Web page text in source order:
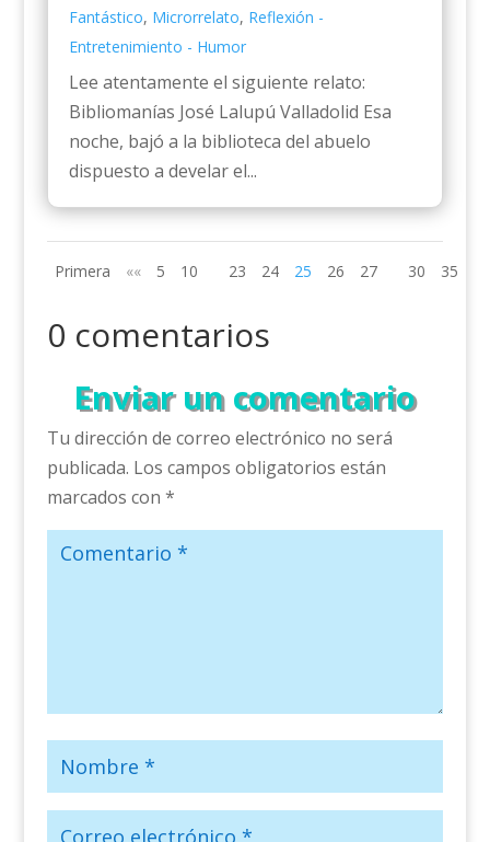
Fantástico, Microrrelato, Reflexión -
Entretenimiento - Humor
Lee atentamente el siguiente relato:
Bibliomanías José Lalupú Valladolid Esa
noche, bajó a la biblioteca del abuelo
dispuesto a develar el...
Primera «« 5 10 23 24 25 26 27 30 35
0 comentarios
Enviar un comentario
Tu dirección de correo electrónico no será
publicada. Los campos obligatorios están
marcados con *